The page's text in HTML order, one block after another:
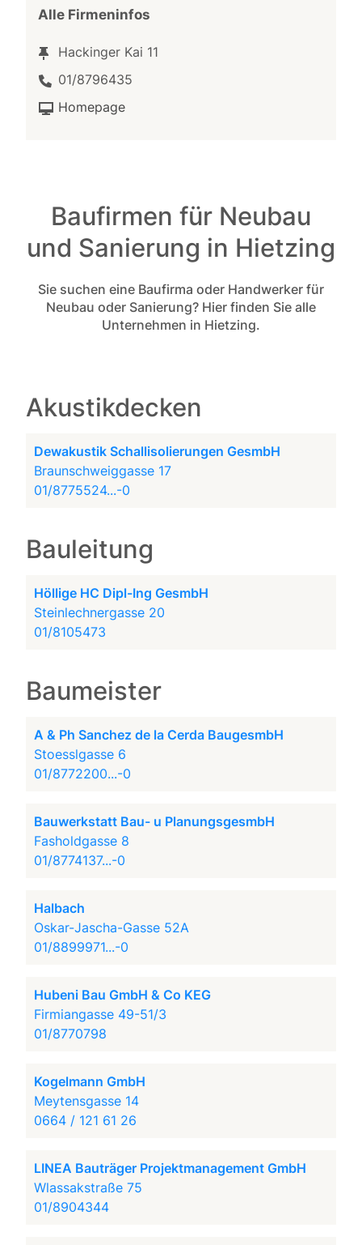
Alle Firmeninfos
Hackinger Kai 11
01/8796435
Homepage
Baufirmen für Neubau
und Sanierung in Hietzing
Sie suchen eine Baufirma oder Handwerker für
Neubau oder Sanierung? Hier finden Sie alle
Unternehmen in Hietzing.
Akustikdecken
Dewakustik Schallisolierungen GesmbH
Braunschweiggasse 17
01/8775524...-0
Bauleitung
Höllige HC Dipl-Ing GesmbH
Steinlechnergasse 20
01/8105473
Baumeister
A & Ph Sanchez de la Cerda BaugesmbH
Stoesslgasse 6
01/8772200...-0
Bauwerkstatt Bau- u PlanungsgesmbH
Fasholdgasse 8
01/8774137...-0
Halbach
Oskar-Jascha-Gasse 52A
01/8899971...-0
Hubeni Bau GmbH & Co KEG
Firmiangasse 49-51/3
01/8770798
Kogelmann GmbH
Meytensgasse 14
0664 / 121 61 26
LINEA Bauträger Projektmanagement GmbH
Wlassakstraße 75
01/8904344